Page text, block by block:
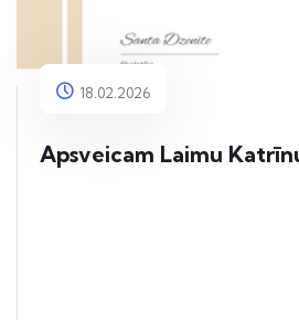
18.02.2026
Apsveicam Laimu